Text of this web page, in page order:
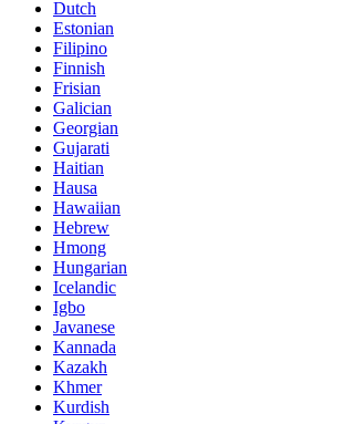
Dutch
Estonian
Filipino
Finnish
Frisian
Galician
Georgian
Gujarati
Haitian
Hausa
Hawaiian
Hebrew
Hmong
Hungarian
Icelandic
Igbo
Javanese
Kannada
Kazakh
Khmer
Kurdish